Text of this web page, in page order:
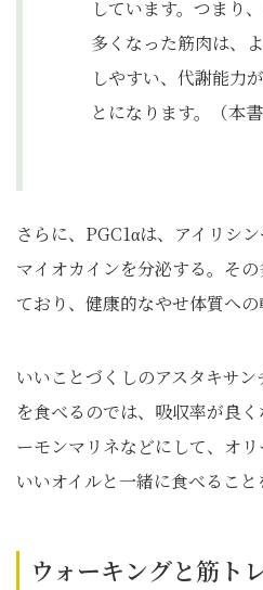
しています。つまり
多くなった筋肉は、
しやすい、代謝能力
とになります。（本
さらに、PGC1αは、アイリシ
マイオカインを分泌する。そ
ており、健康的なやせ体質への
いいことづくしのアスタキサ
を食べるのでは、吸収率が良
ーモンマリネなどにして、オ
いいオイルと一緒に食べること
ウォーキングと筋ト